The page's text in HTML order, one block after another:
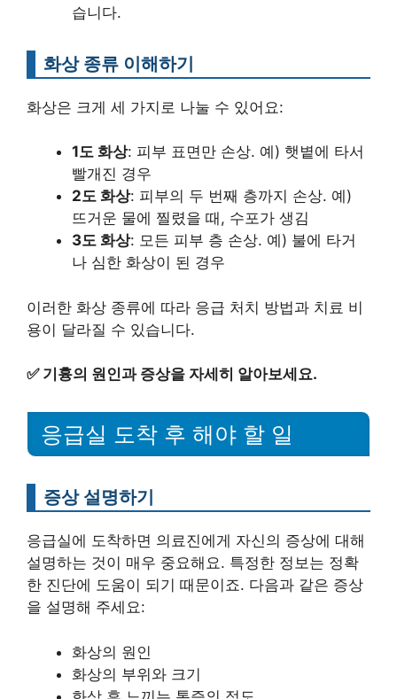
습니다.
화상 종류 이해하기
화상은 크게 세 가지로 나눌 수 있어요:
1도 화상: 피부 표면만 손상. 예) 햇볕에 타서
빨개진 경우
2도 화상: 피부의 두 번째 층까지 손상. 예)
뜨거운 물에 찔렸을 때, 수포가 생김
3도 화상: 모든 피부 층 손상. 예) 불에 타거
나 심한 화상이 된 경우
이러한 화상 종류에 따라 응급 처치 방법과 치료 비
용이 달라질 수 있습니다.
✅ 기흉의 원인과 증상을 자세히 알아보세요.
응급실 도착 후 해야 할 일
증상 설명하기
응급실에 도착하면 의료진에게 자신의 증상에 대해
설명하는 것이 매우 중요해요. 특정한 정보는 정확
한 진단에 도움이 되기 때문이죠. 다음과 같은 증상
을 설명해 주세요:
화상의 원인
화상의 부위와 크기